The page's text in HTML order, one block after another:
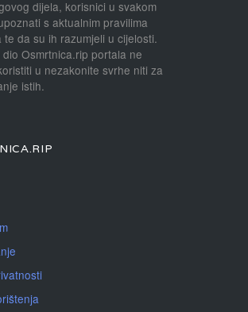
dijela, korisnici u svakom
s aktualnim pravilima
te da su ih razumjeli u cijelosti.
dio Osmrtnica.rip portala ne
u nezakonite svrhe niti za
istih.